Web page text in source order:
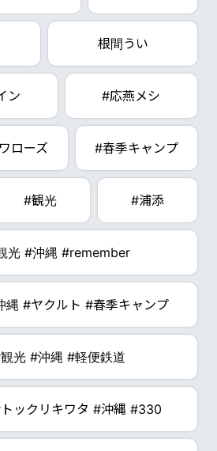
根間うい
ン #応燕メシ
ローズ #春季キャンプ
#観光 #浦添
光 #沖縄 #remember
縄 #ヤクルト #春季キャンプ
光 #沖縄 #軽便鉄道
ックリキワタ #沖縄 #330